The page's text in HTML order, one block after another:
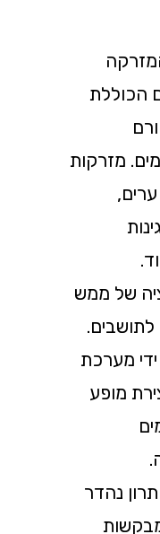
הכוללת
מזרקות
של ממש
לתושבים.
מערכת
מופע
נהדר